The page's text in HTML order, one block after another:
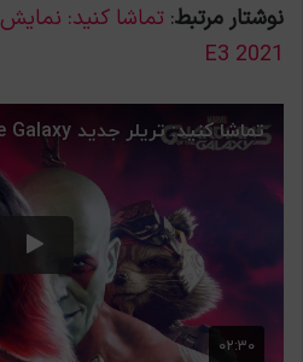
نوشتار مرتبط:
E3 2021